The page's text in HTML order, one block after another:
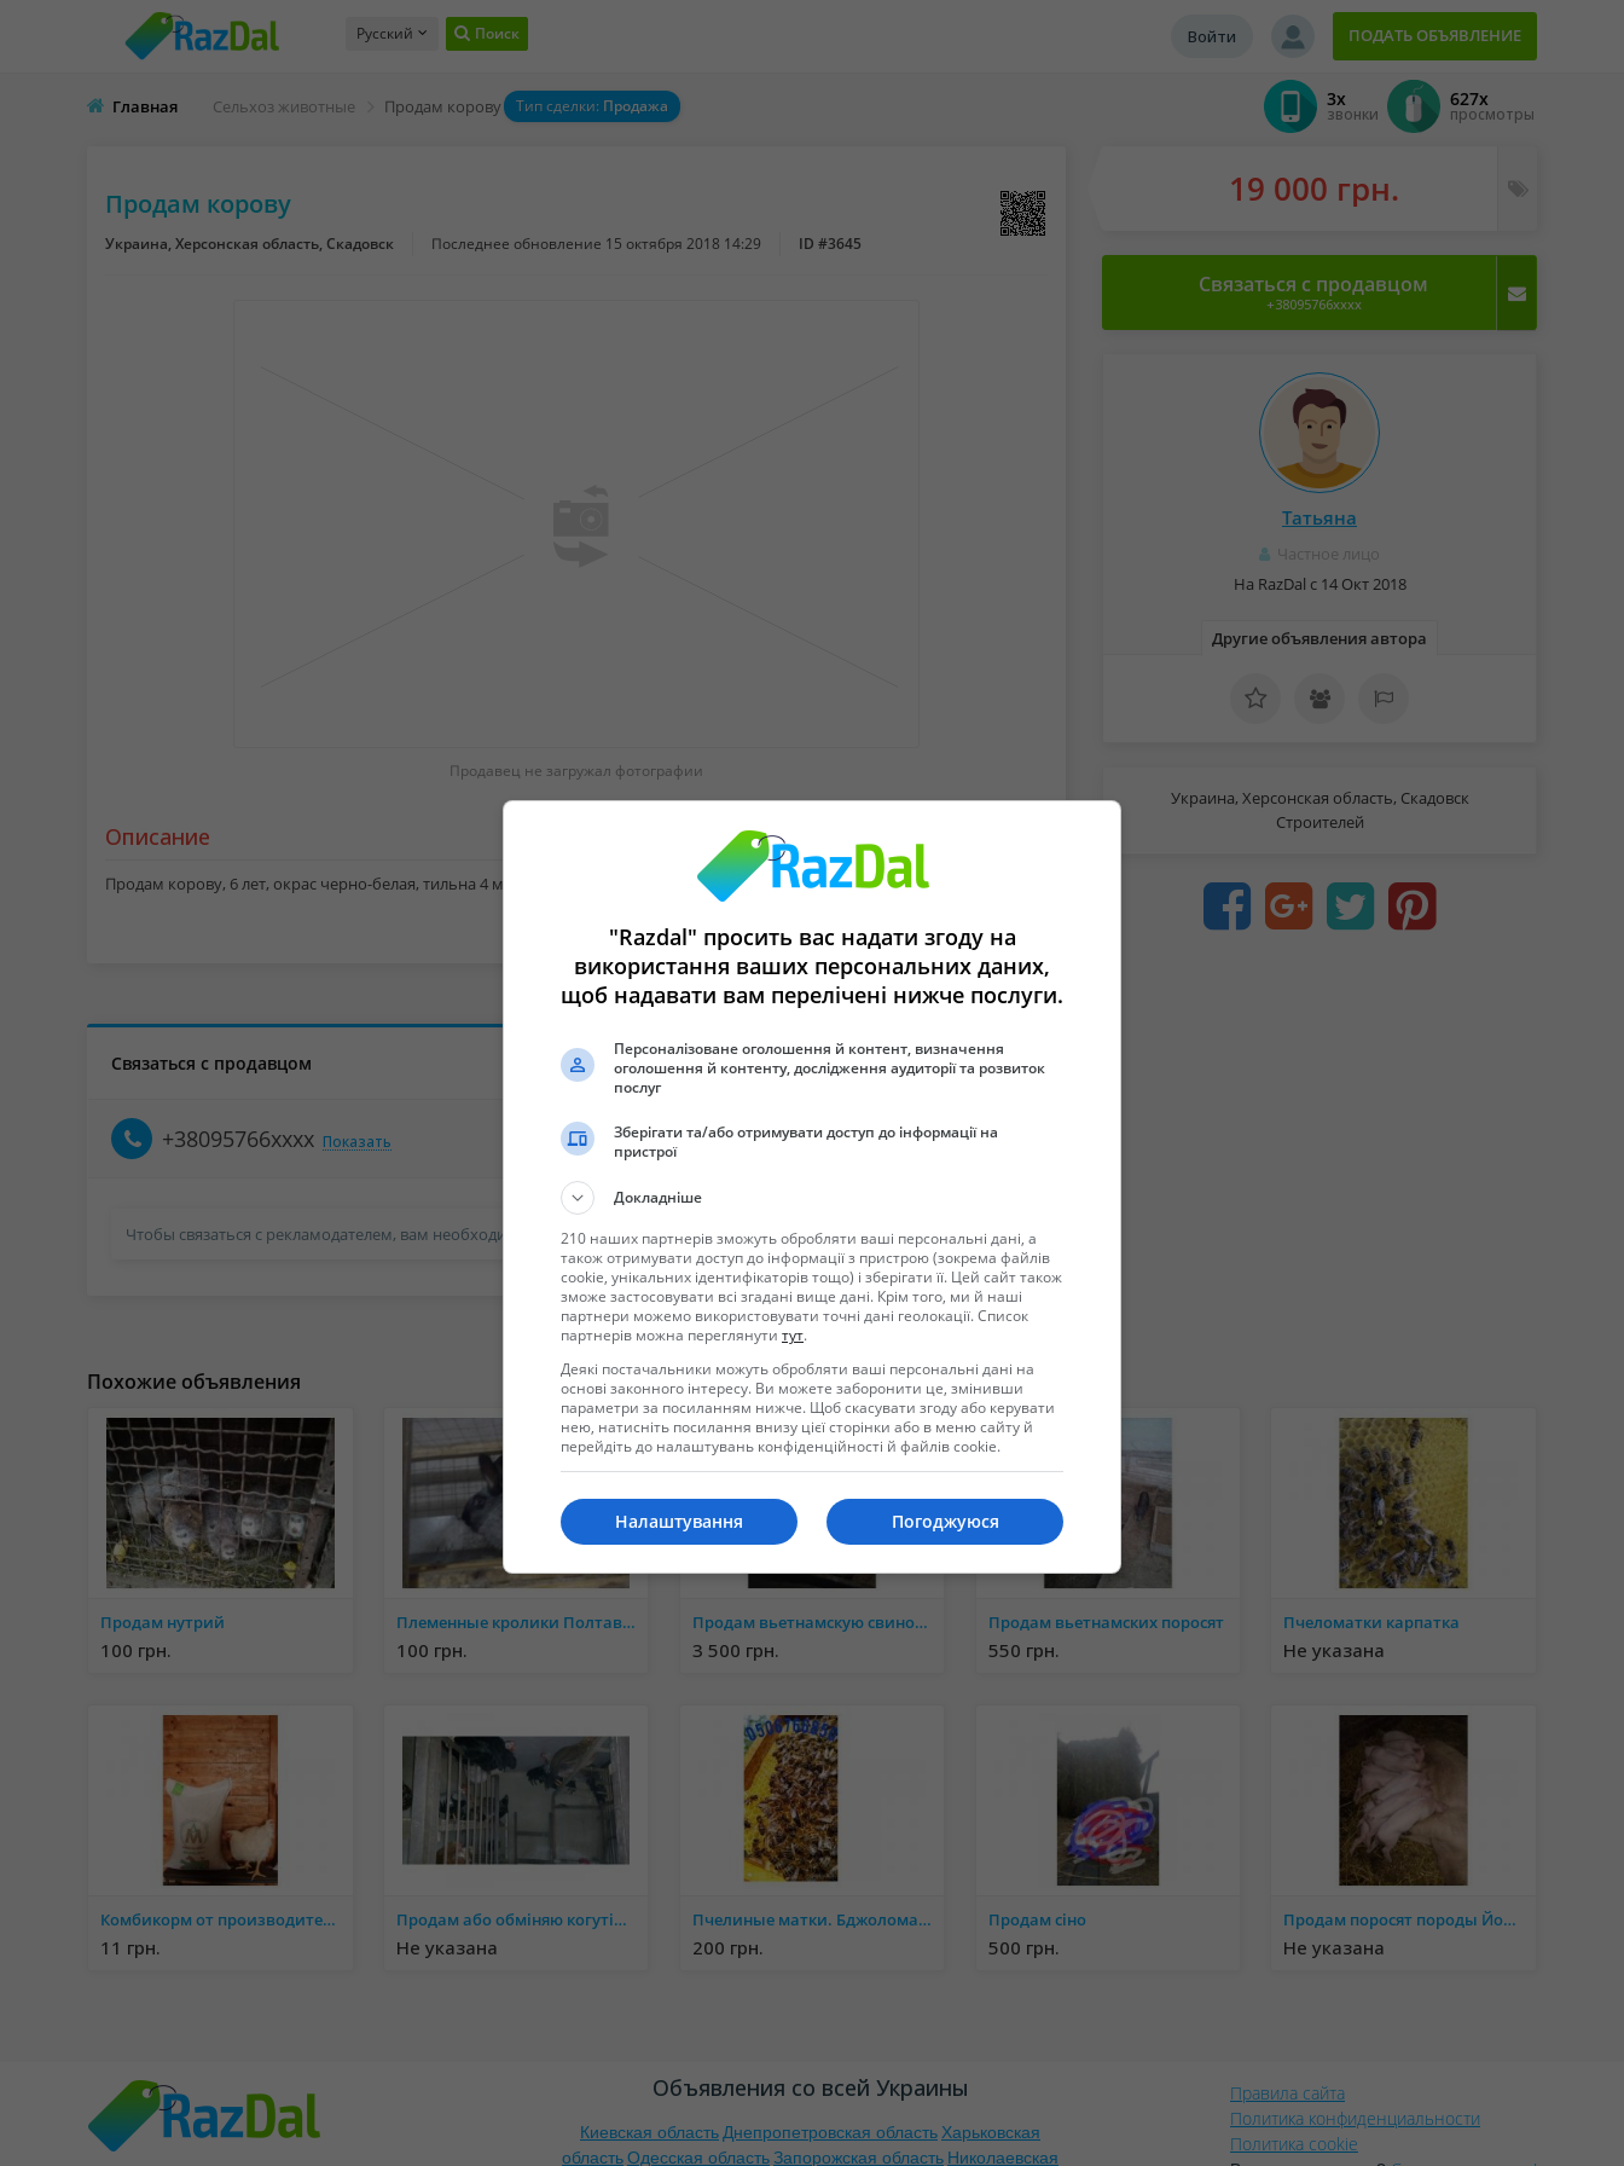
Русский Поиск ПОДАТЬ ОБЪЯВЛЕНИЕ
Войти
Главная Сельхоз животные Продам корову Тип сделки: Продажа 3x
звонки
627x
просмотры
Продам корову
Украина, Херсонская область, Скадовск Последнее обновление 15 октября 2018 14:29 ID #3645
Продавец не загружал фотографии
Описание
Продам корову, 6 лет, окрас черно-белая, тильна 4 месяца.
Связаться с продавцом
+38095766xxxx Показать
Чтобы связаться с рекламодателем, вам необходимо войти в систему или зарегистрировать новую учетную запись.
19 000 грн.
Связаться с продавцом
+38095766xxxx
Татьяна
Частное лицо
На RazDal c 14 Окт 2018
Другие объявления автора
Украина, Херсонская область, Скадовск
Строителей
Похожие объявления
Продам нутрий
100 грн.
Племенные кролики Полтавское серебро
100 грн.
Продам вьетнамскую свиноматку с поросятами
3 500 грн.
Продам вьетнамских поросят
550 грн.
Пчеломатки карпатка
Не указана
Комбикорм от производителя, оптом и в розницу
11 грн.
Продам або обміняю когутів на кури
Не указана
Пчелиные матки. Бджоломатки.
200 грн.
Продам сіно
500 грн.
Продам поросят породы Йоркшир.
Не указана
Объявления со всей Украины
Киевская область Днепропетровская область Харьковская
областьОдесская область Запорожская область Николаевская
Правила сайта
Политика конфиденциальности
Политика cookie
"Razdal" просить вас надати згоду на
використання ваших персональних даних,
щоб надавати вам перелічені нижче послуги.
Персоналізоване оголошення й контент, визначення
оголошення й контенту, дослідження аудиторії та розвиток
послуг
Зберігати та/або отримувати доступ до інформації на
пристрої
Докладніше
210 наших партнерів зможуть обробляти ваші персональні дані, а
також отримувати доступ до інформації з пристрою (зокрема файлів
cookie, унікальних ідентифікаторів тощо) і зберігати її. Цей сайт також
зможе застосовувати всі згадані вище дані. Крім того, ми й наші
партнери можемо використовувати точні дані геолокації. Список
партнерів можна переглянути тут.
Деякі постачальники можуть обробляти ваші персональні дані на
основі законного інтересу. Ви можете заборонити це, змінивши
параметри за посиланням нижче. Щоб скасувати згоду або керувати
нею, натисніть посилання внизу цієї сторінки або в меню сайту й
перейдіть до налаштувань конфіденційності й файлів cookie.
Погоджуюся
Налаштування